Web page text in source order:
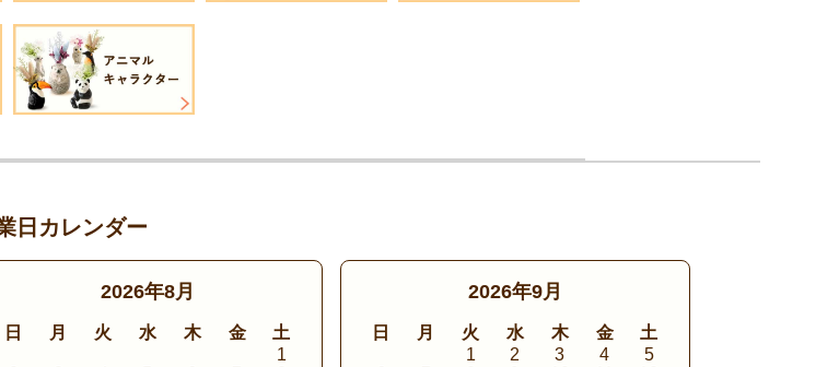
日カレンダー
2026年8月
日 月 火 水 木 金
土
1
2026年9月
日 月 火 水 木 金
土
1
2 3 4
5